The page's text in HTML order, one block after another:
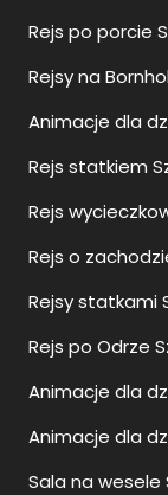
Rejs po porcie
Rejsy na
Animacje dla
Rejs statkiem
Rejs
Rejs o
Rejsy statkami
Rejs po Odrze
Animacje dla
Animacje dla
Sala na wesele